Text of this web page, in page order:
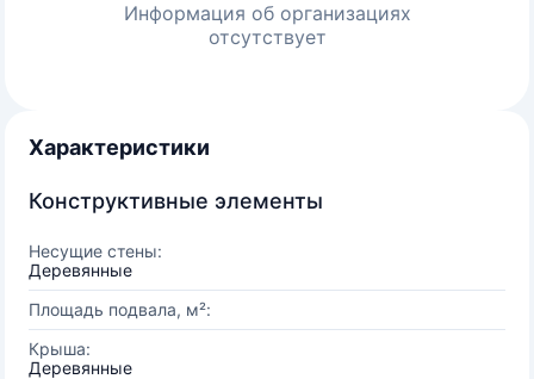
Информация об организациях
отсутствует
Характеристики
Конструктивные элементы
Несущие стены:
Деревянные
Площадь подвала, м²:
Крыша:
Деревянные